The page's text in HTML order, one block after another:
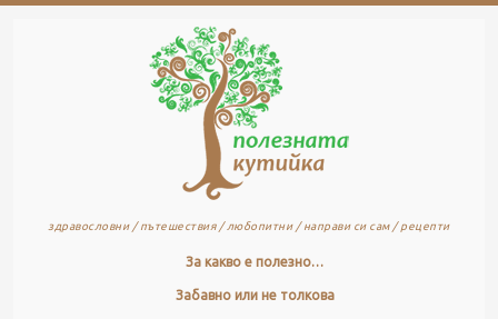
здравословни / пътешествия / любопитни / направи си сам / рецепти
За какво е полезно…
Забавно или не толкова